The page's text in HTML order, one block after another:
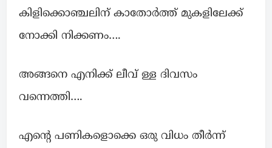
കിളിക്കൊഞ്ചലിന് കാതോർത്ത് മുകളിലേക്ക്
നോക്കി നിക്കണം….
അങ്ങനെ എനിക്ക് ലീവ് ള്ള ദിവസം
വന്നെത്തി….
എൻ്റെ പണികളൊക്കെ ഒരു വിധം തീർന്ന്